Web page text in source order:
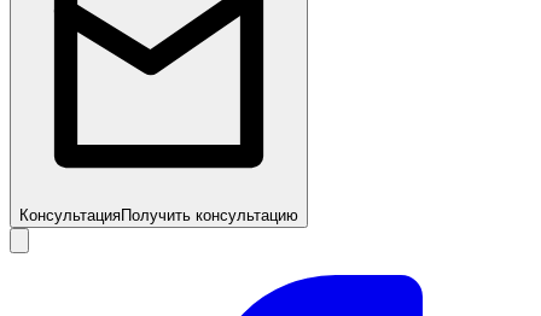
КонсультацияПолучить консультацию